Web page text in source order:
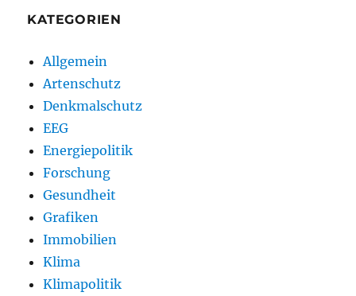
KATEGORIEN
Allgemein
Artenschutz
Denkmalschutz
EEG
Energiepolitik
Forschung
Gesundheit
Grafiken
Immobilien
Klima
Klimapolitik